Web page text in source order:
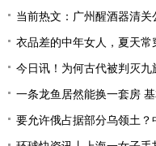
当前热文：广州醒酒器清关
衣品差的中年女人，夏天常
今日讯！为何古代被判灭九族
一条龙鱼居然能换一套房
要允许俄占据部分乌领土